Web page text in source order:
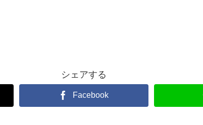
シェアする
Facebook